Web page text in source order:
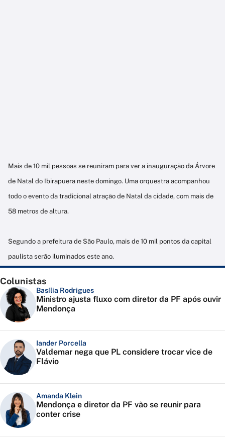
Mais de 10 mil pessoas se reuniram para ver a inauguração da Árvore
de Natal do Ibirapuera neste domingo. Uma orquestra acompanhou
todo o evento da tradicional atração de Natal da cidade, com mais de
58 metros de altura.
Segundo a prefeitura de São Paulo, mais de 10 mil pontos da capital
paulista serão iluminados este ano.
Colunistas
Basília Rodrigues
Ministro ajusta fluxo com diretor da PF após ouvir
Mendonça
Iander Porcella
Valdemar nega que PL considere trocar vice de
Flávio
Amanda Klein
Mendonça e diretor da PF vão se reunir para
conter crise